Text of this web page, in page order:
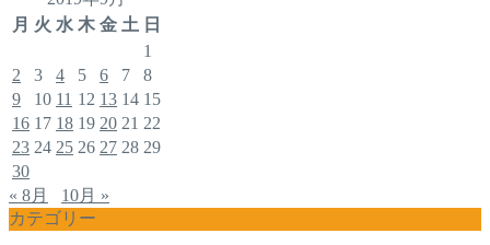
月 火 水 木 金 土 日
1
2
3 4 5 6 7
8
9
10 11 12 13 14 15
16 17 18 19 20 21 22
23 24 25 26 27 28 29
30
« 8月
10月 »
カテゴリー